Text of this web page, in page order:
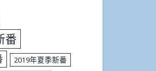
番
2019年夏季新番